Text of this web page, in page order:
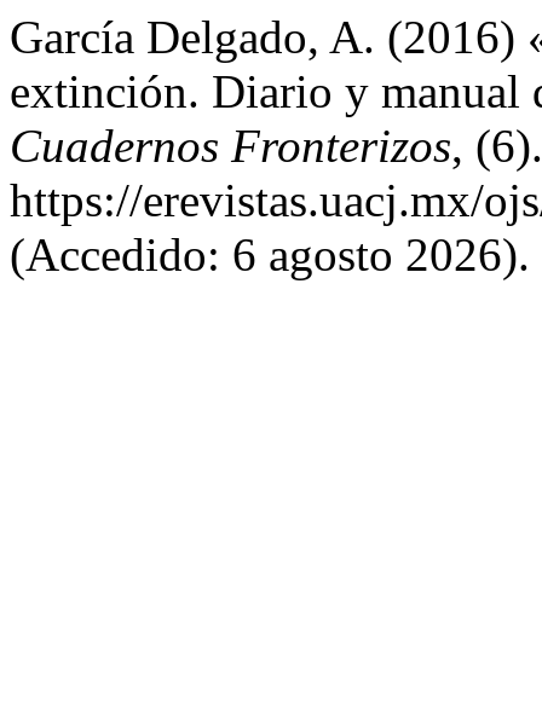
García Delgado, A. (2016)
extinción. Diario y manual
Cuadernos Fronterizos,
https://erevistas.uacj.mx/
(Accedido: 6 agosto 2026).